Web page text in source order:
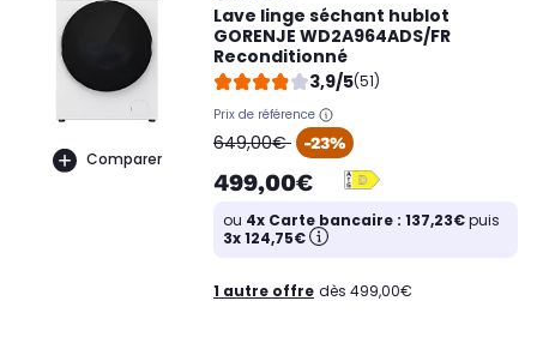
Comparer
Lave linge séchant hublot
GORENJE WD2A964ADS/FR
Reconditionné
3,9/5(51)
Prix de référence
oldPrice
649,00€ -23%
499,00€
ou 4x Carte bancaire : 137,23€puis
3x 124,75€
1 autre offre dès 499,00€